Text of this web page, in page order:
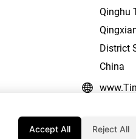
Qinghu
District
China
Accept All Reject All